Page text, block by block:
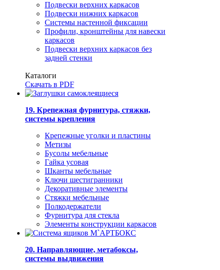
Подвески верхних каркасов
Подвески нижних каркасов
Системы настенной фиксации
Профили, кронштейны для навески
каркасов
Подвески верхних каркасов без
задней стенки
Каталоги
Скачать в PDF
19. Крепежная фурнитура, стяжки,
системы крепления
Крепежные уголки и пластины
Метизы
Бусолы мебельные
Гайка усовая
Шканты мебельные
Ключи шестигранники
Декоративные элементы
Стяжки мебельные
Полкодержатели
Фурнитура для стекла
Элементы конструкции каркасов
20. Направляющие, метабоксы,
системы выдвижения